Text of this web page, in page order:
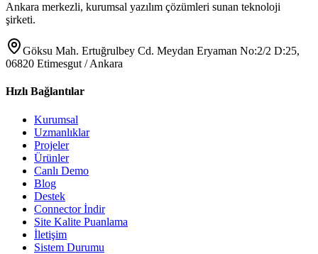
Ankara merkezli, kurumsal yazılım çözümleri sunan teknoloji
şirketi.
Göksu Mah. Ertuğrulbey Cd. Meydan Eryaman No:2/2 D:25,
06820 Etimesgut / Ankara
Hızlı Bağlantılar
Kurumsal
Uzmanlıklar
Projeler
Ürünler
Canlı Demo
Blog
Destek
Connector İndir
Site Kalite Puanlama
İletişim
Sistem Durumu